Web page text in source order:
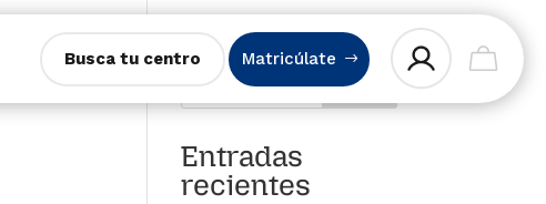
Busca tu centro Matricúlate
Buscar
Entradas
recientes